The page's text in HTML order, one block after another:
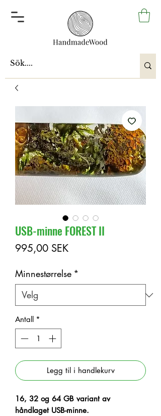
USB-minne FOREST II
995,00 SEKPris
Minnestørrelse *
Antall *
Legg til i handlekurv
16, 32 og 64 GB variant av
håndlaget USB-minne.